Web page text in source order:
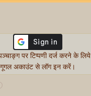
पर टिप्पणी दर्ज करने के लिये
गूगल अकाउंट से लॉग इन करें।